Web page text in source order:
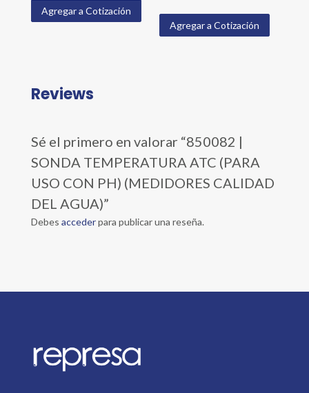
Agregar a Cotización
Agregar a Cotización
Reviews
Sé el primero en valorar “850082 |
SONDA TEMPERATURA ATC (PARA
USO CON PH) (MEDIDORES CALIDAD
DEL AGUA)”
Debes accederpara publicar una reseña.